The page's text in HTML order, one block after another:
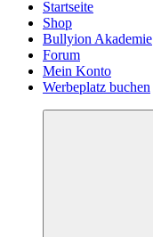
Startseite
Shop
Bullyion Akademie
Forum
Mein Konto
Werbeplatz buchen